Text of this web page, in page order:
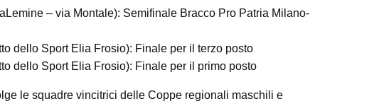
– via Montale): Semifinale Bracco Pro Patria Milano-
dello Sport Elia Frosio): Finale per il terzo posto
dello Sport Elia Frosio): Finale per il primo posto
le squadre vincitrici delle Coppe regionali maschili e